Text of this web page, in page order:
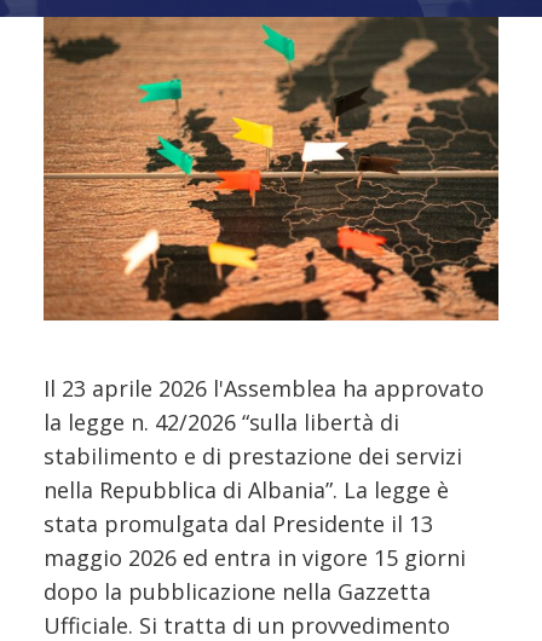
Il 23 aprile 2026 l'Assemblea ha approvato
la legge n. 42/2026 “sulla libertà di
stabilimento e di prestazione dei servizi
nella Repubblica di Albania”. La legge è
stata promulgata dal Presidente il 13
maggio 2026 ed entra in vigore 15 giorni
dopo la pubblicazione nella Gazzetta
Ufficiale. Si tratta di un provvedimento